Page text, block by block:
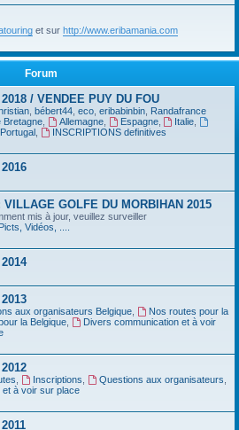
et sur http://www.eribamania.com
Forum
/ VENDEE PUY DU FOU
bébert44 eco eribabinbin Randafrance
Bretagne, Allemagne, Espagne, Italie
Portugal,
INSCRIPTIONS definitives
VILLAGE GOLFE DU MORBIHAN 2015
mis à jour, veuillez surveiller
Vidéos, ....
aux organisateurs Belgique,
Nos routes pour la
la Belgique,
Divers communication et à voir
Inscriptions Questions aux organisateurs
et à voir sur place